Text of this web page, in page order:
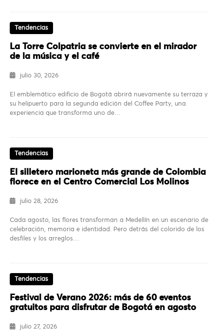
Tendencias
La Torre Colpatria se convierte en el mirador
de la música y el café
julio 30, 2026
El emblemático edificio de Bogotá abrirá nuevamente su terraza y
su helipuerto para la segunda edición del Coffee Party, una
experiencia que transforma uno de…
Tendencias
El silletero marioneta más grande de Colombia
florece en el Centro Comercial Los Molinos
julio 28, 2026
Cada agosto, las flores transforman a Medellín en un escenario de
celebración, memoria e identidad. Pero detrás del colorido de los
desfiles y los arreglos…
Tendencias
Festival de Verano 2026: más de 60 eventos
gratuitos para disfrutar de Bogotá en agosto
julio 27, 2026